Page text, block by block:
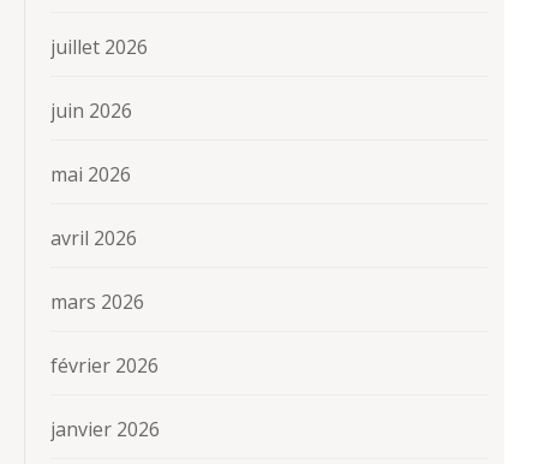
juillet 2026
juin 2026
mai 2026
avril 2026
mars 2026
février 2026
janvier 2026